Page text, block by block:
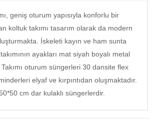
geniş oturum yapısıyla konforlu bir
koltuk takımı tasarım olarak da modern
İskeleti kayın ve ham sunta
ayakları mat siyah boyalı metal
oturum süngerleri 30 dansite flex
elyaf ve kırpıntıdan oluşmaktadır.
cm dar kulaklı süngerlerdir.